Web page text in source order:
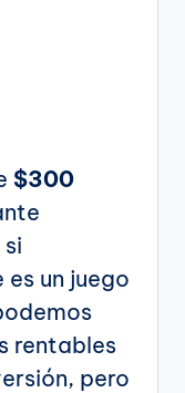
$300
un juego
rentables
pero